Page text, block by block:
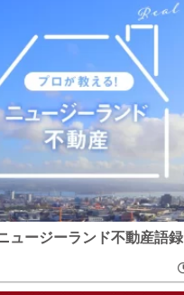
ュージーランド不動産語録